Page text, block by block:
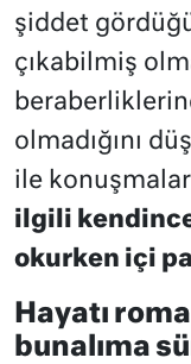
şiddet
çıkabilmiş
olmadığını
ile
ilgili kendince
okurken içi
Hayatı
bunalıma